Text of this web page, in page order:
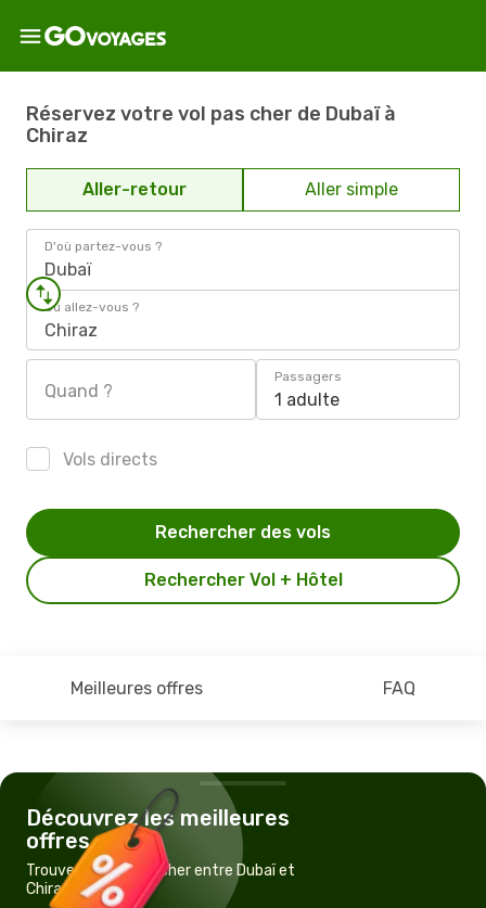
Réservez votre vol pas cher de Dubaï à
Chiraz
Aller-retour Aller simple
D'où partez-vous ?
Dubaï
Où allez-vous ?
Chiraz
Quand ?
Passagers
1 adulte
Vols directs
Rechercher Vol + Hôtel
Rechercher des vols
Meilleures offres FAQ
Découvrez les meilleures
offres
Trouvez un vol pas cher entre Dubaï et
Chiraz